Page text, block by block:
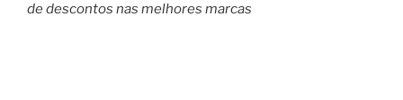
de descontos nas melhores marcas